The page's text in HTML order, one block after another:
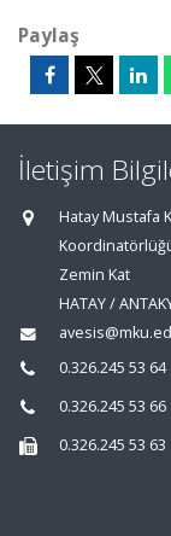
Paylaş
İletişim
Hatay Mustafa
Zemin Kat
HATAY /
0.326.245 53 64
0.326.245 53 66
0.326.245 53 63